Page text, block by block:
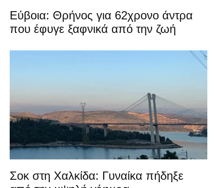
Εύβοια: Θρήνος για 62χρονο άντρα
που έφυγε ξαφνικά από την ζωή
Σοκ στη Χαλκίδα: Γυναίκα πήδηξε